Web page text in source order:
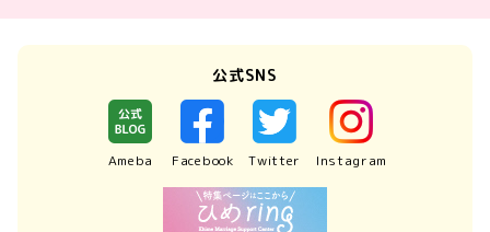
公式SNS
Ameba Facebook Twitter Instagram